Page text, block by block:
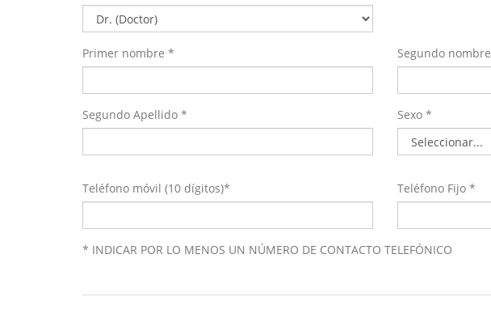
Primer nombre * Segundo nombre
Segundo Apellido * Sexo *
Teléfono móvil (10 dígitos)* Teléfono Fijo *
* INDICAR POR LO MENOS UN NÚMERO DE CONTACTO TELEFÓNICO